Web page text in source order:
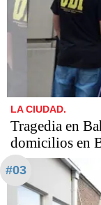
LA CIUDAD.
Tragedia en
domicilios en
#03